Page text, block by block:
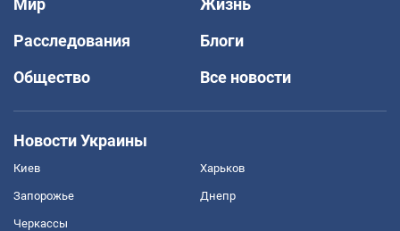
Мир
Жизнь
Расследования
Блоги
Общество
Все новости
Новости Украины
Киев Харьков
Запорожье Днепр
Черкассы